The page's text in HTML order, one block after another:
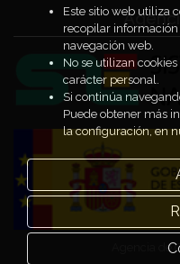
Agencia de
Este sitio web utiliza
recopilar
navegación web.
No se utilizan
carácter personal.
Si continúa
Puede obtener más
la configuración, en